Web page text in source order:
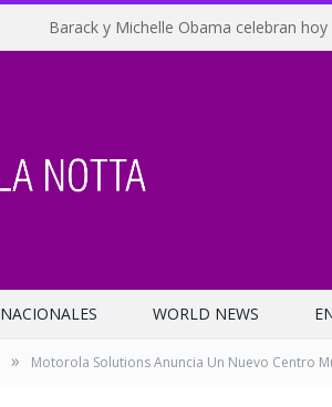
Barack y Michelle Obama celebran
NACIONALES WORLD NEWS
» Motorola Solutions Anuncia Un Nuevo Centro